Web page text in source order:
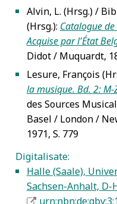
5
Alvin, L. (Hrsg.) /
(Hrsg.): Catalogue
Acquise par l'État
Didot / Muquardt,
5 Lesure, François
la musique. Bd. 2: M-
des Sources
Basel / London /
1971, S. 779
Digitalisate:
5
Halle (Saale),
Sachsen-Anhalt, D-